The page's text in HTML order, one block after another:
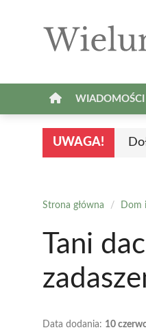
WIADOMOŚCI
UWAGA!
Strona główna / Dom
Tani
Data dodania: 10